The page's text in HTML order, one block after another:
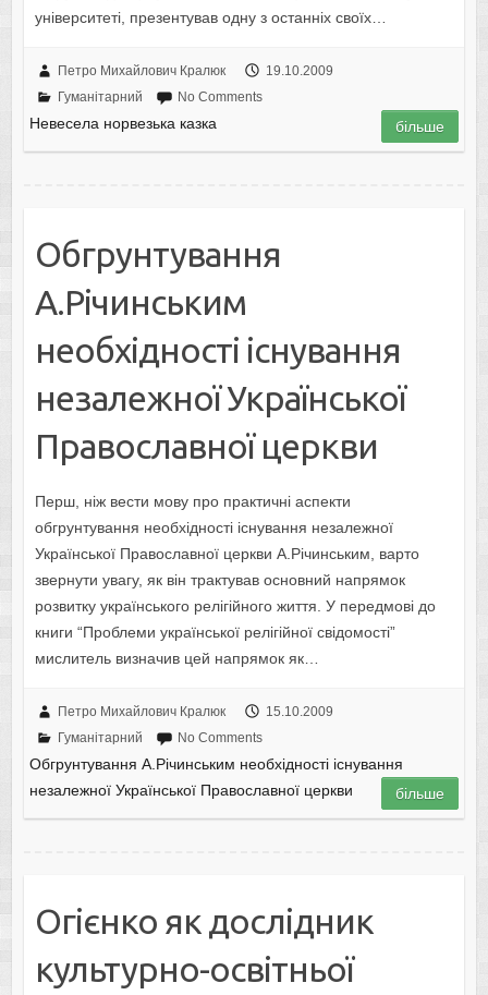
університеті, презентував одну з останніх своїх…
Петро Михайлович Кралюк
19.10.2009
Гуманітарний
No Comments
Невесела норвезька казка більше
Обгрунтування
А.Річинським
необхідності існування
незалежної Української
Православної церкви
Перш, ніж вести мову про практичні аспекти
обгрунтування необхідності існування незалежної
Української Православної церкви А.Річинським, варто
звернути увагу, як він трактував основний напрямок
розвитку українського релігійного життя. У передмові до
книги “Проблеми української релігійної свідомості”
мислитель визначив цей напрямок як…
Петро Михайлович Кралюк
15.10.2009
Гуманітарний
No Comments
Обгрунтування А.Річинським необхідності існування
незалежної Української Православної церкви
більше
Огієнко як дослідник
культурно-освітньої